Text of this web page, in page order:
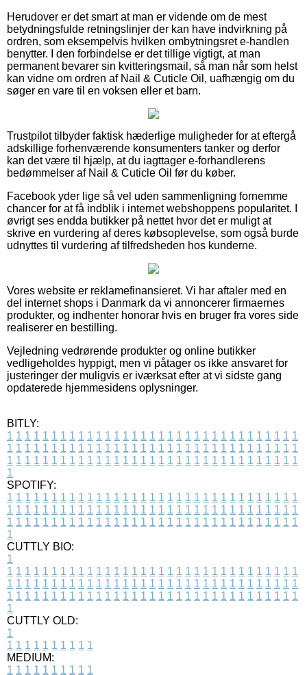
Herudover er det smart at man er vidende om de mest
betydningsfulde retningslinjer der kan have indvirkning på
ordren, som eksempelvis hvilken ombytningsret e-handlen
benytter. I den forbindelse er det tillige vigtigt, at man
permanent bevarer sin kvitteringsmail, så man når som helst
kan vidne om ordren af Nail & Cuticle Oil, uafhængig om du
søger en vare til en voksen eller et barn.
Trustpilot tilbyder faktisk hæderlige muligheder for at eftergå
adskillige forhenværende konsumenters tanker og derfor
kan det være til hjælp, at du iagttager e-forhandlerens
bedømmelser af Nail & Cuticle Oil før du køber.
Facebook yder lige så vel uden sammenligning fornemme
chancer for at få indblik i internet webshoppens popularitet. I
øvrigt ses endda butikker på nettet hvor det er muligt at
skrive en vurdering af deres købsoplevelse, som også burde
udnyttes til vurdering af tilfredsheden hos kunderne.
Vores website er reklamefinansieret. Vi har aftaler med en
del internet shops i Danmark da vi annoncerer firmaernes
produkter, og indhenter honorar hvis en bruger fra vores side
realiserer en bestilling.
Vejledning vedrørende produkter og online butikker
vedligeholdes hyppigt, men vi påtager os ikke ansvaret for
justeringer der muligvis er iværksat efter at vi sidste gang
opdaterede hjemmesidens oplysninger.
BITLY:
1 1 1 1 1 1 1 1 1 1 1 1 1 1 1 1 1 1 1 1 1 1 1 1 1 1 1 1 1 1 1 1 1
1 1 1 1 1 1 1 1 1 1 1 1 1 1 1 1 1 1 1 1 1 1 1 1 1 1 1 1 1 1 1 1 1
1 1 1 1 1 1 1 1 1 1 1 1 1 1 1 1 1 1 1 1 1 1 1 1 1 1 1 1 1 1 1 1 1
1
SPOTIFY:
1 1 1 1 1 1 1 1 1 1 1 1 1 1 1 1 1 1 1 1 1 1 1 1 1 1 1 1 1 1 1 1 1
1 1 1 1 1 1 1 1 1 1 1 1 1 1 1 1 1 1 1 1 1 1 1 1 1 1 1 1 1 1 1 1 1
1 1 1 1 1 1 1 1 1 1 1 1 1 1 1 1 1 1 1 1 1 1 1 1 1 1 1 1 1 1 1 1 1
1
CUTTLY BIO:
1
1 1 1 1 1 1 1 1 1 1 1 1 1 1 1 1 1 1 1 1 1 1 1 1 1 1 1 1 1 1 1 1 1
1 1 1 1 1 1 1 1 1 1 1 1 1 1 1 1 1 1 1 1 1 1 1 1 1 1 1 1 1 1 1 1 1
1 1 1 1 1 1 1 1 1 1 1 1 1 1 1 1 1 1 1 1 1 1 1 1 1 1 1 1 1 1 1 1 1
1
CUTTLY OLD:
1
1 1 1 1 1 1 1 1 1 1
MEDIUM:
1 1 1 1 1 1 1 1 1 1